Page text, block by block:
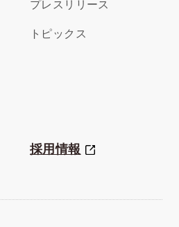
プレスリリース
トピックス
採用情報